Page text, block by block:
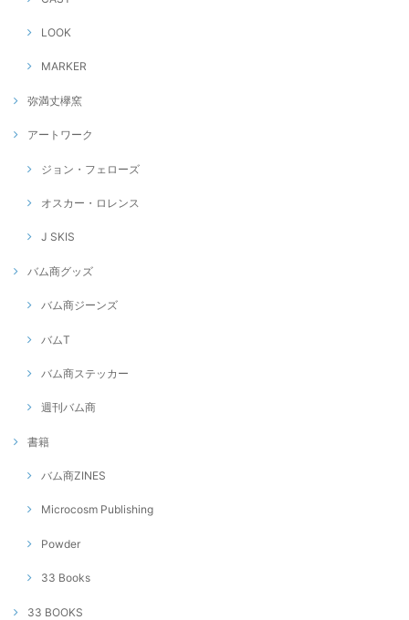
LOOK
MARKER
弥満丈欅窯
アートワーク
ジョン・フェローズ
オスカー・ロレンス
J SKIS
バム商グッズ
バム商ジーンズ
バムT
バム商ステッカー
週刊バム商
書籍
バム商ZINES
Microcosm Publishing
Powder
33 Books
33 BOOKS